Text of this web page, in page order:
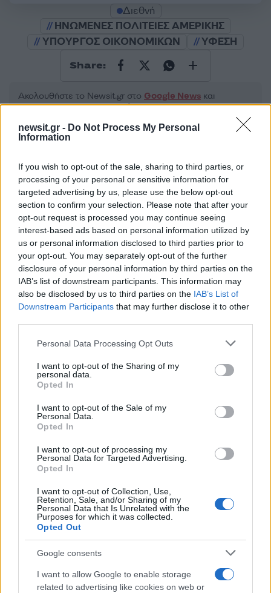
newsit.gr - Do Not Process My Personal
Information
If you wish to opt-out of the sale, sharing to third parties, or
processing of your personal or sensitive information for
targeted advertising by us, please use the below opt-out
section to confirm your selection. Please note that after your
opt-out request is processed you may continue seeing
interest-based ads based on personal information utilized by
us or personal information disclosed to third parties prior to
your opt-out. You may separately opt-out of the further
disclosure of your personal information by third parties on the
IAB’s list of downstream participants. This information may
also be disclosed by us to third parties on the IAB’s List of
Downstream Participants that may further disclose it to other
Please note that this website/app uses one or more Google
not limited to your visit or usage behaviour. You may click to
grant or deny consent to Google and its third-party tags to
use your data for below specified purposes in below Google
consent section.
Personal Data Processing Opt Outs
I want to opt-out of the Sharing of my
personal data.
Opted In
I want to opt-out of the Sale of my
Personal Data.
Opted In
I want to opt-out of processing my
Personal Data for Targeted Advertising.
Opted In
I want to opt-out of Collection, Use,
Retention, Sale, and/or Sharing of my
Personal Data that Is Unrelated with the
Purposes for which it was collected.
Opted Out
Google consents
I want to allow Google to enable storage
related to advertising like cookies on web or
Διεθνή
ΗΝΩΜΕΝΕΣ ΠΟΛΙΤΕΙΕΣ ΑΜΕΡΙΚΗΣ
ΥΠΟΥΡΓΟΣ ΟΙΚΟΝΟΜΙΚΩΝ
ΥΦΕΣΗ
Share:
Ακολουθήστε το Νewsit.gr στο Google News και
ενημερωθείτε πρώτοι για όλη την ειδησεογραφία και τα
Πιο δημοφιλή
1 Ο Κώστας Σαμαράς δημοσίευσε μία παιδική
φωτογραφία για την επέτειο θανάτου της
αδελφής του, Λένας
2Δολοφονία Βρετανίδας στην Κυψέλη: Οι
δύο καταθέσεις «κλειδί» της συζύγου του
26χρονου Αφγανού – Το στίγμα του
κινητού, η θεία από την Ινδία και τα
απειλητικά μηνύματα
3Η Ελένη Φωτοπούλου ευχήθηκε για τη
χρόνια μου διδάσκει υπομονή και αγάπη»
«Αφιέρωσε τη ζωή της στο να βοηθά
ανθρώπους που είχαν ανάγκη» - Η πρώτη
δήλωση της οικογένειας της 38χρονης
Αριστοτέλης Δαμίγος: Στο Αποτεφρωτήριο
Ριτσώνας το «ύστατο χαίρε» στον Έλληνα
σύνδεσμο του ελικοπτέρου που έπεσε στην
Ψάθα
Πιο σχολιασμένα
Μητσοτάκης στην υπογραφή συμφωνίας
για την ηλεκτρική διασύνδεση Ελλάδας –
Κύπρου: «Ισχυρή ψήφος εμπιστοσύνης» η
είσοδος της Meridiam στην GSI
Έφυγαν οι συνεργάτες, μένει η Μαρία
Καρυστιανού - Η επόμενη μέρα για την
«Ελπίδα για τη Δημοκρατία»